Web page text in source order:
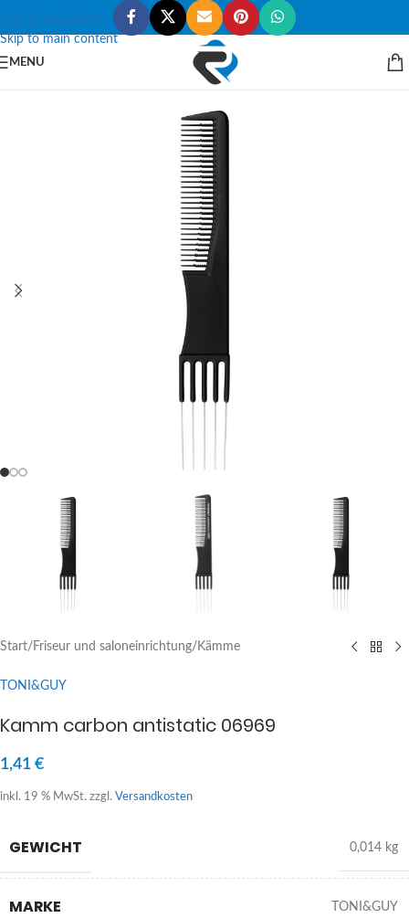
Skip to navigation
Skip to main content
MENU
Start/ Friseur und saloneinrichtung/ Kämme
TONI&GUY
Kamm carbon antistatic 06969
1,41 €
inkl. 19 % MwSt. zzgl. Versandkosten
GEWICHT 0,014 kg
MARKE TONI&GUY